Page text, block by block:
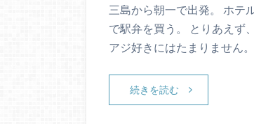
三島から朝一で出発。 ホテ
で駅弁を買う。 とりあえず
アジ好きにはたまりません
続きを読む